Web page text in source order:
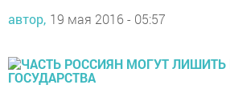
автор, 19 мая 2016 - 05:57